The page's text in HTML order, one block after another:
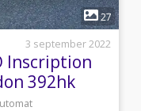
27
3 september 2022
Inscription
392hk